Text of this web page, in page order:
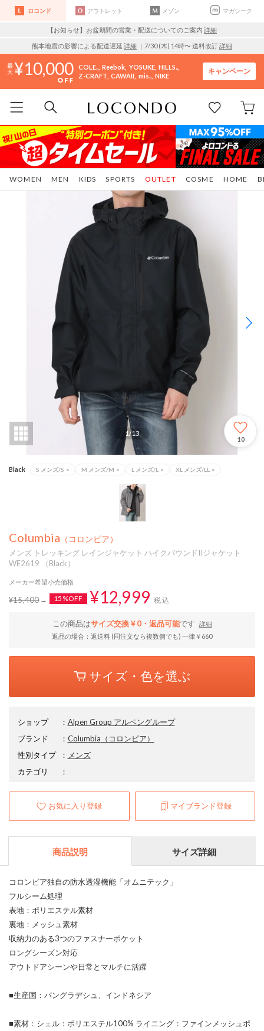
ロコンド アウトレット メゾン マガシーク
【お知らせ】お盆期間の営業・配送についてのご案内 詳細
熊本地震の影響による配送遅延 詳細 ｜7/30 (木) 14時〜 送料改訂詳細
10,000 COLE.. Reebok YOSUKE HILLS..
Z-CRAFT CAWAII mis.. NIKE
キャンペーン
WOMEN MEN KIDS SPORTS COSME HOME
OUTLET
1/13
10
Black S メンズ/S × M メンズ/M × L メンズ/L × XL メンズ/LL ×
Columbia （コロンビア）
メンズ トレッキング レインジャケット ハイクバウンドIIジャケット
WE2619 （Black）
メーカー希望小売価格
¥15,400 15%OFF ¥12,999 税込
この商品はサイズ交換￥0・返品可能です
詳細
返品の場合：返送料 (同注文なら複数個でも) 一律￥660
サイズ・色を選ぶ
ショップ ： Alpen Group アルペングループ
ブランド
： Columbia （コロンビア）
性別タイプ
： メンズ
カテゴリ
：
お気に入り登録 マイブランド登録
商品説明 サイズ詳細
コロンビア独自の防水透湿機能「オムニテック」
フルシーム処理
表地：ポリエステル素材
裏地：メッシュ素材
収納力のある3つのファスナーポケット
ロングシーズン対応
アウトドアシーンや日常とマルチに活躍
■生産国：バングラデシュ、インドネシア
■素材：シェル：ポリエステル100% ライニング：ファインメッシュポ